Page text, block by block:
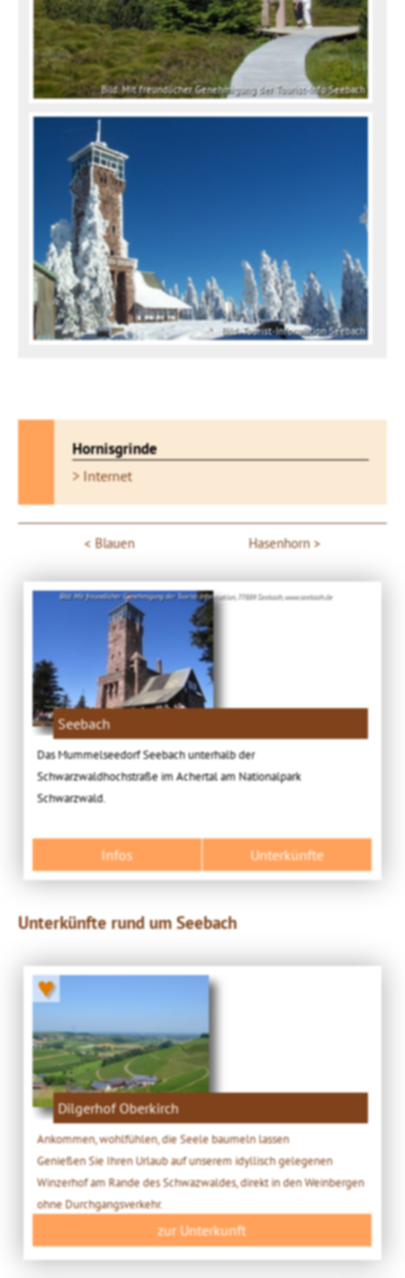
Bild: Mit freundlicher Genehmigung der Tourist-Info Seebach
Bild: Tourist-Information Seebach
Hornisgrinde
> Internet
Blauen Hasenhorn
Bild: Mit freundlicher Genehmigung der Tourist-Information, 77889 Seebach, www.seebach.de
Seebach
Das Mummelseedorf Seebach unterhalb der
Schwarzwaldhochstraße im Achertal am Nationalpark
Schwarzwald.
Infos Unterkünfte
Unterkünfte rund um Seebach
♥
Dilgerhof Oberkirch
Ankommen, wohlfühlen, die Seele baumeln lassen
Genießen Sie Ihren Urlaub auf unserem idyllisch gelegenen
Winzerhof am Rande des Schwazwaldes, direkt in den Weinbergen
ohne Durchgangsverkehr.
zur Unterkunft